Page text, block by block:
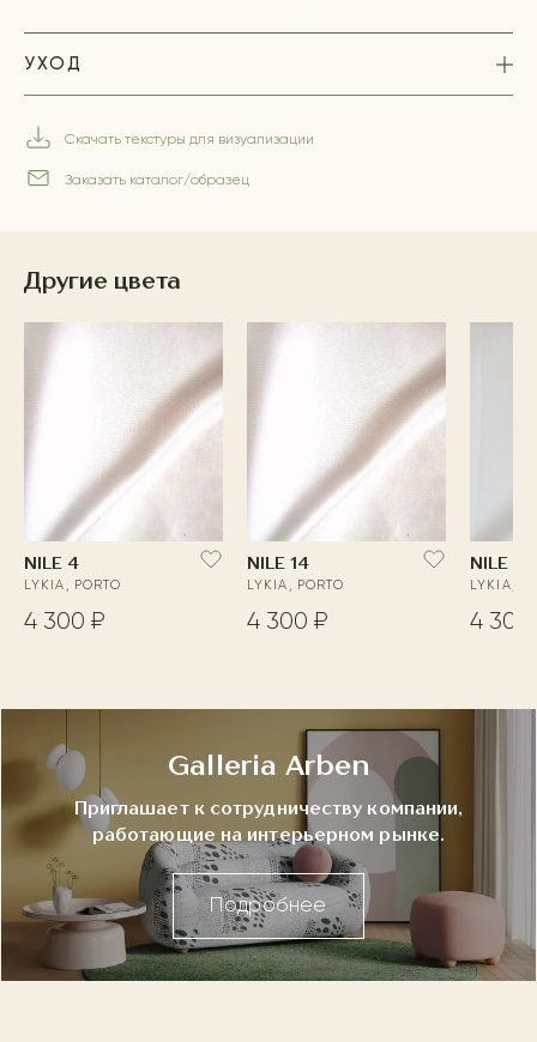
УХОД
Скачать текстуры для визуализации
Заказать каталог/образец
Другие цвета
NILE 4
LYKIA, PORTO
4 300 ₽
NILE 14
LYKIA, PORTO
4 300 ₽
NILE 2
LYKIA,
4 300
Galleria Arben
Приглашает к сотрудничеству компании,
работающие на интерьерном рынке.
Подробнее